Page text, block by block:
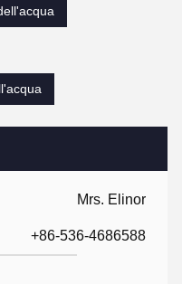
Mrs. Elinor
+86-536-4686588